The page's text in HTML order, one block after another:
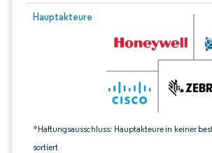
Hauptakteure
*Haftungsausschluss: Hauptakteure in keiner
sortiert
Bild © Mordor Intelligence. Wiederverwendung